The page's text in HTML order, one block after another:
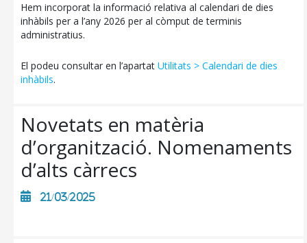
CONSELL DE MALLORCA
SEU ELECTRÒNICA
Hem incorporat la informació relativa al calendari de dies
inhàbils per a l’any 2026 per al còmput de terminis
administratius.
El podeu consultar en l’apartat Utilitats > Calendari de dies
inhàbils.
Novetats en matèria
d’organització. Nomenaments
d’alts càrrecs
21/03/2025